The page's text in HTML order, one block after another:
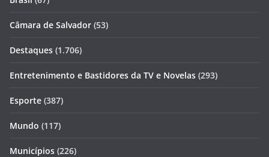
Câmara de Salvador (53)
Destaques (1.706)
Entretenimento e Bastidores da TV e Novelas (293)
Esporte (387)
Mundo (117)
Municípios (226)